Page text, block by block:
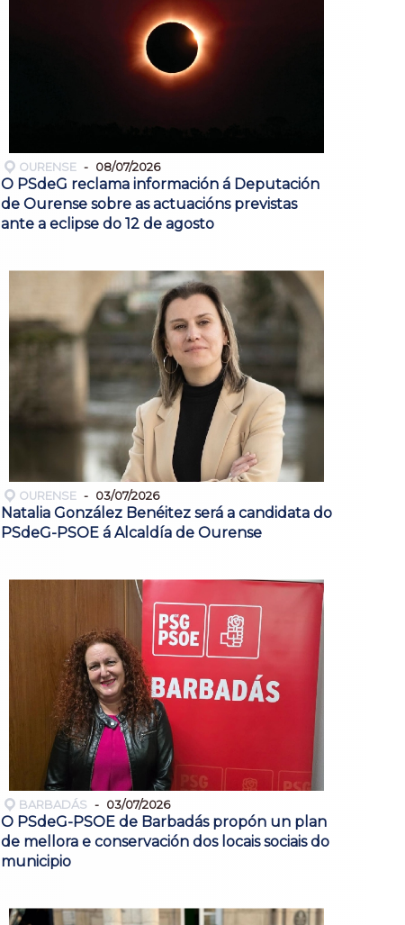
OURENSE 08/07/2026
O PSdeG reclama información á Deputación
de Ourense sobre as actuacións previstas
ante a eclipse do 12 de agosto
OURENSE 03/07/2026
Natalia González Benéitez será a candidata do
PSdeG-PSOE á Alcaldía de Ourense
BARBADÁS 03/07/2026
O PSdeG-PSOE de Barbadás propón un plan
de mellora e conservación dos locais sociais do
municipio